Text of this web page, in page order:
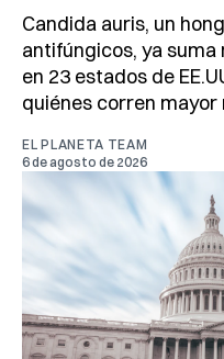
Candida auris, un
antifúngicos, ya suma
en 23 estados de
quiénes corren mayor
EL PLANETA TEAM
6 de agosto de 2026